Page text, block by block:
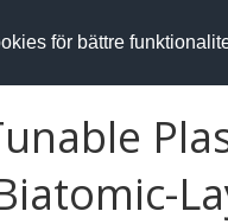
för bättre